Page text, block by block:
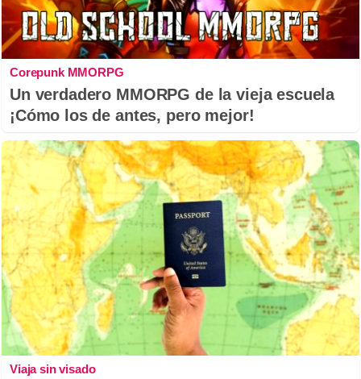
Corepunk MMORPG
Un verdadero MMORPG de la vieja escuela
¡Cómo los de antes, pero mejor!
Viaja sin visado